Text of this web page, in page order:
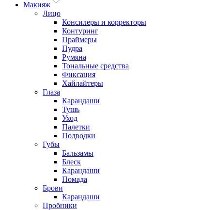
Макияж
Лицо
Консилеры и корректоры
Контуринг
Праймеры
Пудра
Румяна
Тональные средства
Фиксация
Хайлайтеры
Глаза
Карандаши
Тушь
Уход
Палетки
Подводки
Губы
Бальзамы
Блеск
Карандаши
Помада
Брови
Карандаши
Пробники